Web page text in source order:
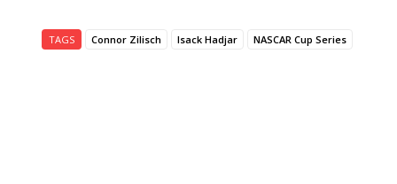
TAGS Connor Zilisch Isack Hadjar NASCAR Cup Series